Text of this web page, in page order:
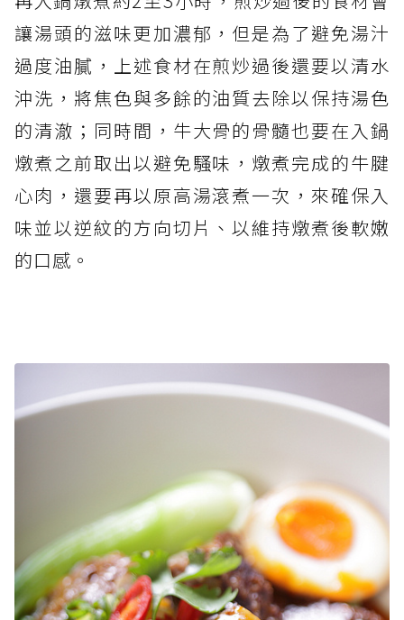
讓湯頭的滋味更加濃郁，但是為了避免湯汁
過度油膩，上述食材在煎炒過後還要以清水
沖洗，將焦色與多餘的油質去除以保持湯色
的清澈；同時間，牛大骨的骨髓也要在入鍋
燉煮之前取出以避免騷味，燉煮完成的牛腱
心肉，還要再以原高湯滾煮一次，來確保入
味並以逆紋的方向切片、以維持燉煮後軟嫩
的口感。